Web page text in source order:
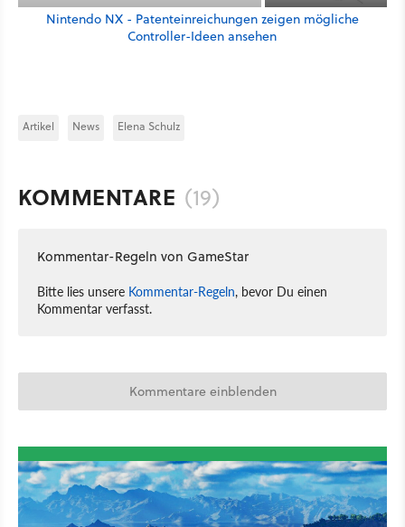
Nintendo NX - Patenteinreichungen zeigen mögliche
Controller-Ideen ansehen
Artikel News Elena Schulz
KOMMENTARE (19)
Kommentar-Regeln von GameStar
Bitte lies unsere Kommentar-Regeln, bevor Du einen
Kommentar verfasst.
Kommentare einblenden